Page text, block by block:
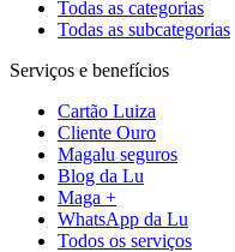
Todas as categorias
Todas as subcategorias
Serviços e benefícios
Cartão Luiza
Cliente Ouro
Magalu seguros
Blog da Lu
Maga +
WhatsApp da Lu
Todos os serviços